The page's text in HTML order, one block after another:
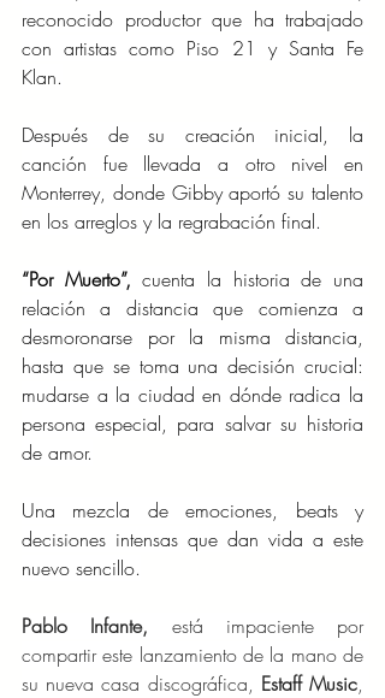
reconocido productor que ha trabajado
con artistas como Piso 21 y Santa Fe
Klan.
Después de su creación inicial, la
canción fue llevada a otro nivel en
Monterrey, donde Gibby aportó su talento
en los arreglos y la regrabación final.
“Por Muerto”, cuenta la historia de una
relación a distancia que comienza a
desmoronarse por la misma distancia,
hasta que se toma una decisión crucial:
mudarse a la ciudad en dónde radica la
persona especial, para salvar su historia
de amor.
Una mezcla de emociones, beats y
decisiones intensas que dan vida a este
nuevo sencillo.
Pablo Infante, está impaciente por
compartir este lanzamiento de la mano de
su nueva casa discográfica, Estaff Music,